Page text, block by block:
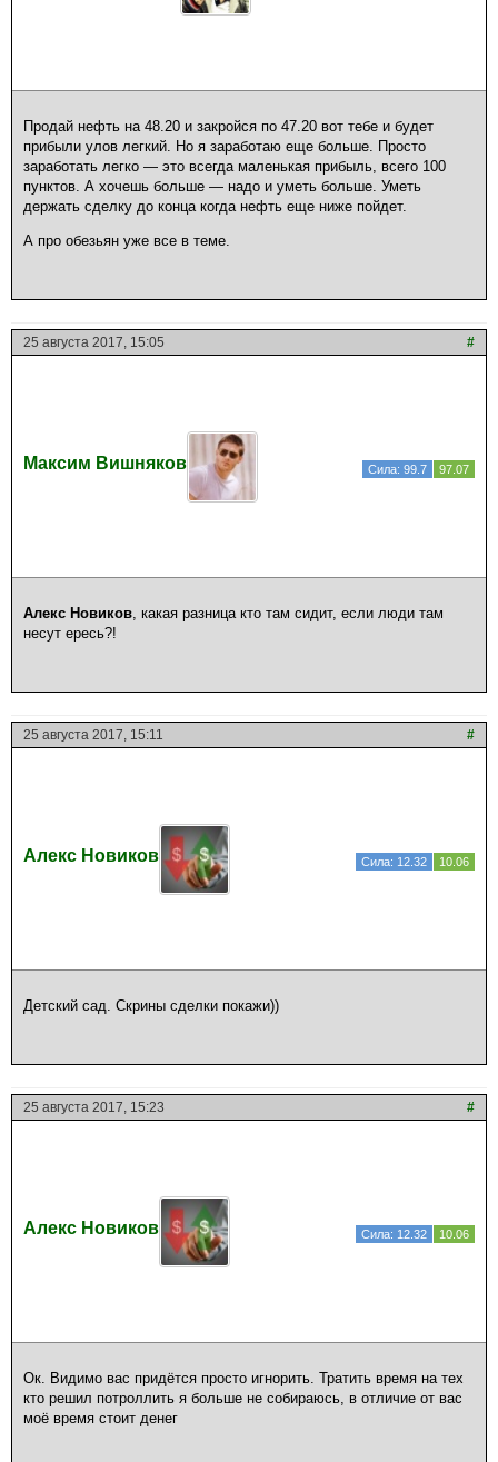
Продай нефть на 48.20 и закройся по 47.20 вот тебе и будет
прибыли улов легкий. Но я заработаю еще больше. Просто
заработать легко — это всегда маленькая прибыль, всего 100
пунктов. А хочешь больше — надо и уметь больше. Уметь
держать сделку до конца когда нефть еще ниже пойдет.
А про обезьян уже все в теме.
25 августа 2017, 15:05 #
Максим Вишняков Сила: 99.7 97.07
Алекс Новиков, какая разница кто там сидит, если люди там
несут ересь?!
25 августа 2017, 15:11 #
Алекс Новиков Сила: 12.32 10.06
Детский сад. Скрины сделки покажи))
25 августа 2017, 15:23 #
Алекс Новиков Сила: 12.32 10.06
Ок. Видимо вас придётся просто игнорить. Тратить время на тех
кто решил потроллить я больше не собираюсь, в отличие от вас
моё время стоит денег